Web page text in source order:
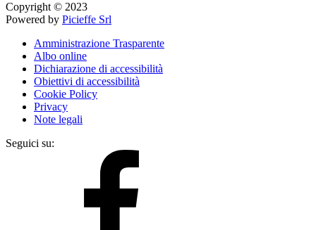
Copyright © 2023
Powered by Picieffe Srl
Amministrazione Trasparente
Albo online
Dichiarazione di accessibilità
Obiettivi di accessibilità
Cookie Policy
Privacy
Note legali
Seguici su: